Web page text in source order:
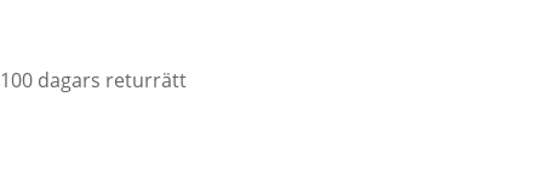
100 dagars returrätt